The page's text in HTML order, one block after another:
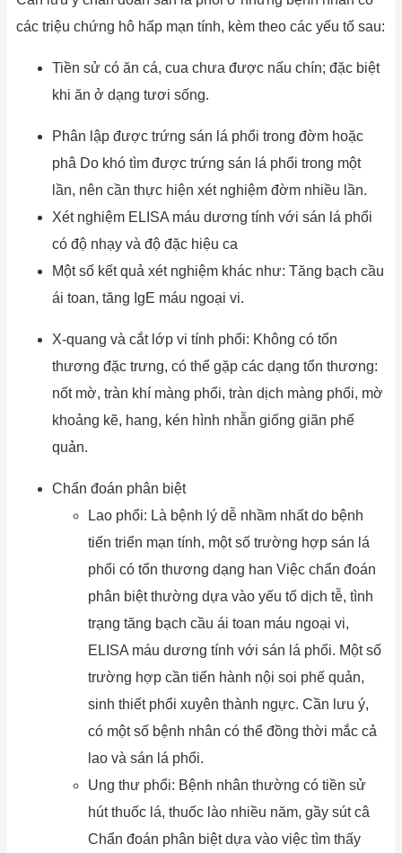
các triệu chứng hô hấp mạn tính, kèm theo các yếu tố sau:
Tiền sử có ăn cá, cua chưa được nấu chín; đặc biệt
khi ăn ở dạng tươi sống.
Phân lập được trứng sán lá phổi trong đờm hoặc
phâ Do khó tìm được trứng sán lá phổi trong một
lần, nên cần thực hiện xét nghiệm đờm nhiều lần.
Xét nghiệm ELISA máu dương tính với sán lá phổi
có độ nhạy và độ đặc hiệu ca
Một số kết quả xét nghiệm khác như: Tăng bạch cầu
ái toan, tăng IgE máu ngoại vi.
X-quang và cắt lớp vi tính phổi: Không có tổn
thương đặc trưng, có thể gặp các dạng tổn thương:
nốt mờ, tràn khí màng phổi, tràn dịch màng phổi, mờ
khoảng kẽ, hang, kén hình nhẫn giống giãn phế
quản.
Chẩn đoán phân biệt
Lao phổi: Là bệnh lý dễ nhầm nhất do bệnh
tiến triển mạn tính, một số trường hợp sán lá
phổi có tổn thương dạng han Việc chẩn đoán
phân biệt thường dựa vào yếu tố dịch tễ, tình
trạng tăng bạch cầu ái toan máu ngoại vi,
ELISA máu dương tính với sán lá phổi. Một số
trường hợp cần tiến hành nội soi phế quản,
sinh thiết phổi xuyên thành ngực. Cần lưu ý,
có một số bệnh nhân có thể đồng thời mắc cả
lao và sán lá phổi.
Ung thư phổi: Bệnh nhân thường có tiền sử
hút thuốc lá, thuốc lào nhiều năm, gầy sút câ
Chẩn đoán phân biệt dựa vào việc tìm thấy